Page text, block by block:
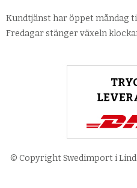
Kundtjänst har öppet måndag
Fredagar stänger växeln
© Copyright Swedimport i